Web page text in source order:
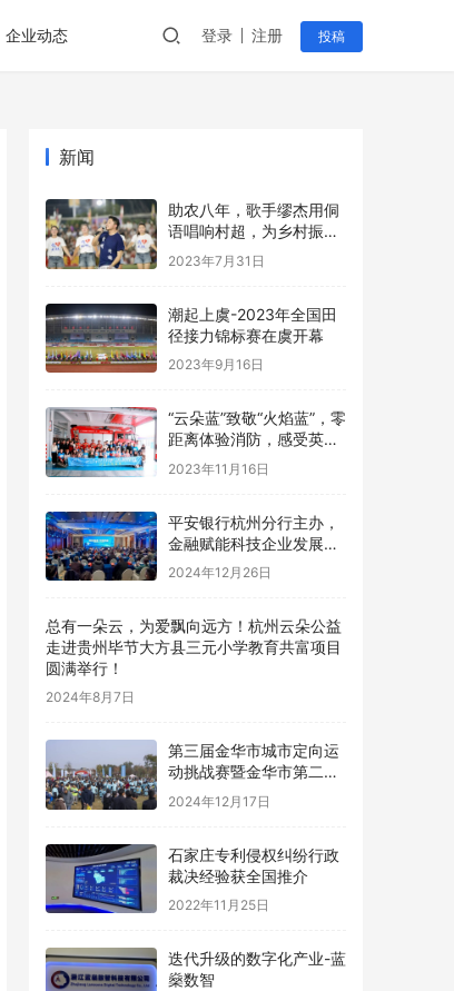
企业动态 登录 注册 投稿
新闻
助农八年，歌手缪杰用侗
语唱响村超，为乡村振兴
呐喊助威
2023年7月31日
潮起上虞-2023年全国田
径接力锦标赛在虞开幕
2023年9月16日
“云朵蓝”致敬“火焰蓝”，零
距离体验消防，感受英雄
魅力！
2023年11月16日
平安银行杭州分行主办，
金融赋能科技企业发展大
会在杭州圆满落地
2024年12月26日
总有一朵云，为爱飘向远方！杭州云朵公益
走进贵州毕节大方县三元小学教育共富项目
圆满举行！
2024年8月7日
第三届金华市城市定向运
动挑战赛暨金华市第二届
青少年定向锦标赛圆满落
2024年12月17日
石家庄专利侵权纠纷行政
裁决经验获全国推介
2022年11月25日
迭代升级的数字化产业-蓝
燊数智